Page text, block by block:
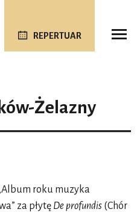
REPERTUAR
Żelazny
roku muzyka
za płytę De profundis (Chór